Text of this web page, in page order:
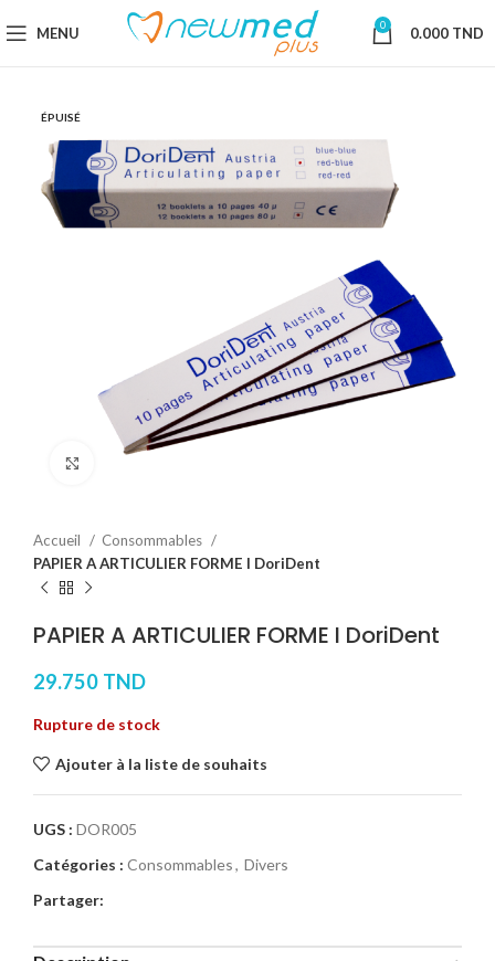
MENU 0 0.000 TND
ÉPUISÉ
Accueil
Consommables
PAPIER A ARTICULIER FORME I DoriDent
PAPIER A ARTICULIER FORME I DoriDent
29.750 TND
Rupture de stock
Ajouter à la liste de souhaits
UGS : DOR005
Catégories : Consommables, Divers
Partager: